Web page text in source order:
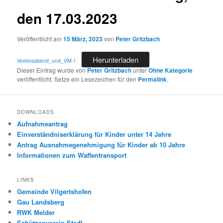
den 17.03.2023
Veröffentlicht am15 März, 2023von Peter Gritzbach
Vereinsabend_und_VM-1 Herunterladen
Dieser Eintrag wurde vonPeter GritzbachunterOhne Kategorie
veröffentlicht. Setze ein Lesezeichen für den Permalink.
DOWNLOADS
Aufnahmeantrag
Einverständniserklärung für Kinder unter 14 Jahre
Antrag Ausnahmegenehmigung für Kinder ab 10 Jahre
Informationen zum Waffentransport
LINKS
Gemeinde Vilgertshofen
Gau Landsberg
RWK Melder